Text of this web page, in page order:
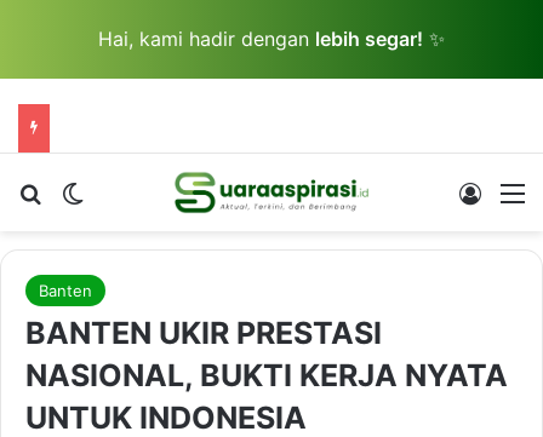
Hai, kami hadir dengan lebih segar! ✨
Cari berita...Switch skin Log In
Banten
BANTEN UKIR PRESTASI
NASIONAL, BUKTI KERJA NYATA
UNTUK INDONESIA